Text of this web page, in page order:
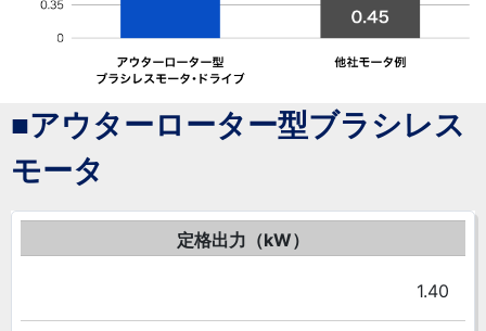
■アウターローター型ブラシレス
モータ
定格出力（kW）
1.40